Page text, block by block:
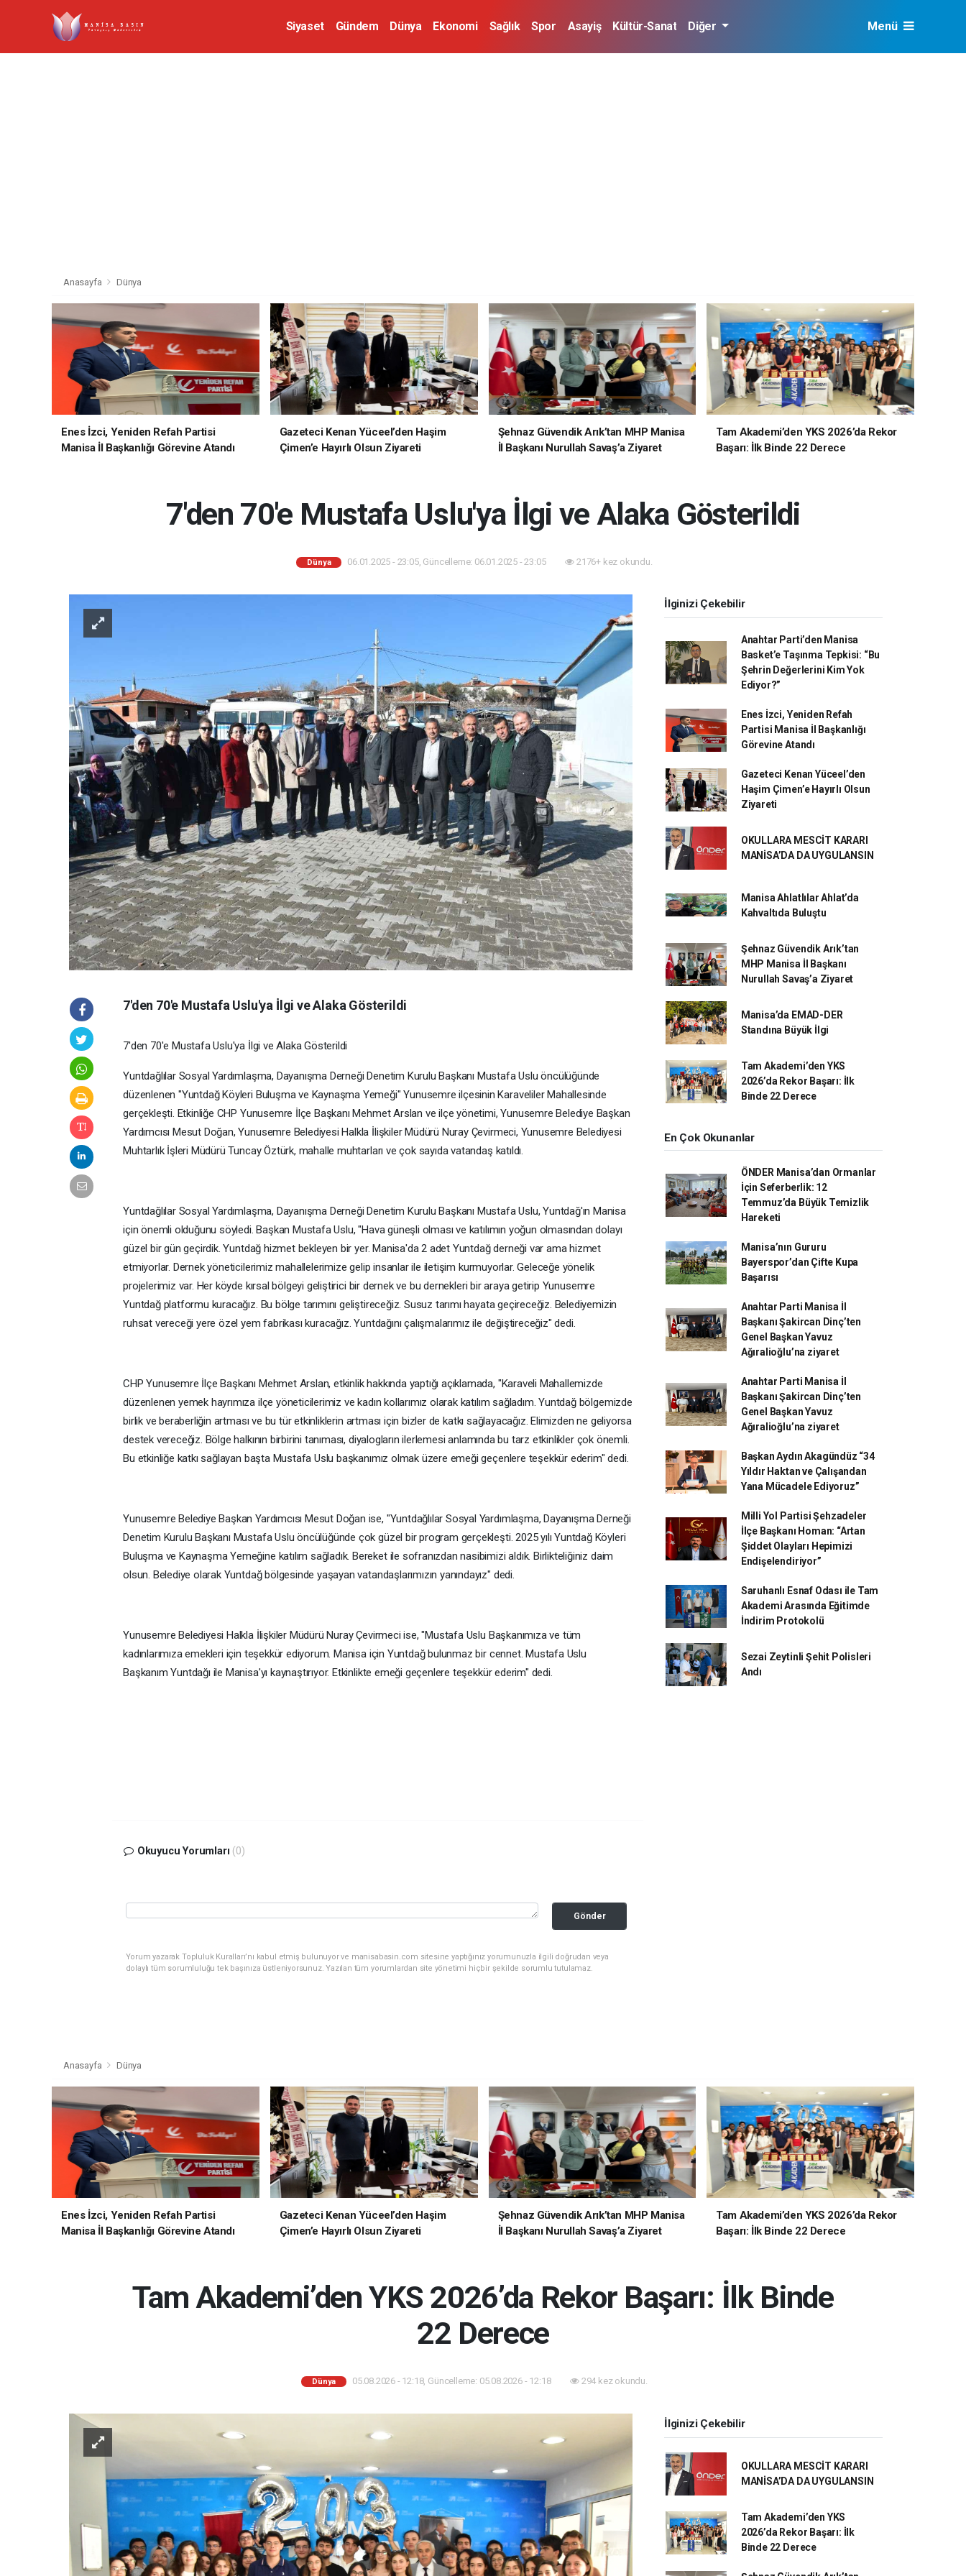
Siyaset Gündem Dünya Ekonomi Sağlık Spor Asayiş Kültür-Sanat Diğer Menü
Anasayfa Dünya
Enes İzci, Yeniden Refah Partisi
Manisa İl Başkanlığı Görevine Atandı
Gazeteci Kenan Yüceel’den Haşim
Çimen’e Hayırlı Olsun Ziyareti
Şehnaz Güvendik Arık’tan MHP Manisa
İl Başkanı Nurullah Savaş’a Ziyaret
Tam Akademi’den YKS 2026’da Rekor
Başarı: İlk Binde 22 Derece
7'den 70'e Mustafa Uslu'ya İlgi ve Alaka Gösterildi
Dünya 06.01.2025 - 23:05, Güncelleme: 06.01.2025 - 23:05 2176+ kez okundu.
7'den 70'e Mustafa Uslu'ya İlgi ve Alaka Gösterildi
7'den 70'e Mustafa Uslu'ya İlgi ve Alaka Gösterildi
Yuntdağlılar Sosyal Yardımlaşma, Dayanışma Derneği Denetim Kurulu Başkanı Mustafa Uslu öncülüğünde
düzenlenen "Yuntdağ Köyleri Buluşma ve Kaynaşma Yemeği" Yunusemre ilçesinin Karaveliler Mahallesinde
gerçekleşti. Etkinliğe CHP Yunusemre İlçe Başkanı Mehmet Arslan ve ilçe yönetimi, Yunusemre Belediye Başkan
Yardımcısı Mesut Doğan, Yunusemre Belediyesi Halkla İlişkiler Müdürü Nuray Çevirmeci, Yunusemre Belediyesi
Muhtarlık İşleri Müdürü Tuncay Öztürk, mahalle muhtarları ve çok sayıda vatandaş katıldı.
Yuntdağlılar Sosyal Yardımlaşma, Dayanışma Derneği Denetim Kurulu Başkanı Mustafa Uslu, Yuntdağ'ın Manisa
için önemli olduğunu söyledi. Başkan Mustafa Uslu, "Hava güneşli olması ve katılımın yoğun olmasından dolayı
güzel bir gün geçirdik. Yuntdağ hizmet bekleyen bir yer. Manisa'da 2 adet Yuntdağ derneği var ama hizmet
etmiyorlar. Dernek yöneticilerimiz mahallelerimize gelip insanlar ile iletişim kurmuyorlar. Geleceğe yönelik
projelerimiz var. Her köyde kırsal bölgeyi geliştirici bir dernek ve bu dernekleri bir araya getirip Yunusemre
Yuntdağ platformu kuracağız. Bu bölge tarımını geliştireceğiz. Susuz tarımı hayata geçireceğiz. Belediyemizin
ruhsat vereceği yere özel yem fabrikası kuracağız. Yuntdağını çalışmalarımız ile değiştireceğiz" dedi.
CHP Yunusemre İlçe Başkanı Mehmet Arslan, etkinlik hakkında yaptığı açıklamada, "Karaveli Mahallemizde
düzenlenen yemek hayrımıza ilçe yöneticilerimiz ve kadın kollarımız olarak katılım sağladım. Yuntdağ bölgemizde
birlik ve beraberliğin artması ve bu tür etkinliklerin artması için bizler de katkı sağlayacağız. Elimizden ne geliyorsa
destek vereceğiz. Bölge halkının birbirini tanıması, diyalogların ilerlemesi anlamında bu tarz etkinlikler çok önemli.
Bu etkinliğe katkı sağlayan başta Mustafa Uslu başkanımız olmak üzere emeği geçenlere teşekkür ederim" dedi.
Yunusemre Belediye Başkan Yardımcısı Mesut Doğan ise, "Yuntdağlılar Sosyal Yardımlaşma, Dayanışma Derneği
Denetim Kurulu Başkanı Mustafa Uslu öncülüğünde çok güzel bir program gerçekleşti. 2025 yılı Yuntdağ Köyleri
Buluşma ve Kaynaşma Yemeğine katılım sağladık. Bereket ile sofranızdan nasibimizi aldık. Birlikteliğiniz daim
olsun. Belediye olarak Yuntdağ bölgesinde yaşayan vatandaşlarımızın yanındayız" dedi.
Yunusemre Belediyesi Halkla İlişkiler Müdürü Nuray Çevirmeci ise, "Mustafa Uslu Başkanımıza ve tüm
kadınlarımıza emekleri için teşekkür ediyorum. Manisa için Yuntdağ bulunmaz bir cennet. Mustafa Uslu
Başkanım Yuntdağı ile Manisa'yı kaynaştırıyor. Etkinlikte emeği geçenlere teşekkür ederim" dedi.
Okuyucu Yorumları (0)
Gönder
Yorum yazarak Topluluk Kuralları’nı kabul etmiş bulunuyor ve manisabasin.com sitesine yaptığınız yorumunuzla ilgili doğrudan veya
dolaylı tüm sorumluluğu tek başınıza üstleniyorsunuz. Yazılan tüm yorumlardan site yönetimi hiçbir şekilde sorumlu tutulamaz.
İlginizi Çekebilir
Anahtar Parti’den Manisa
Basket’e Taşınma Tepkisi: “Bu
Şehrin Değerlerini Kim Yok
Ediyor?”
Enes İzci, Yeniden Refah
Partisi Manisa İl Başkanlığı
Görevine Atandı
Gazeteci Kenan Yüceel’den
Haşim Çimen’e Hayırlı Olsun
Ziyareti
OKULLARA MESCİT KARARI
MANİSA’DA DA UYGULANSIN
Manisa Ahlatlılar Ahlat’da
Kahvaltıda Buluştu
Şehnaz Güvendik Arık’tan
MHP Manisa İl Başkanı
Nurullah Savaş’a Ziyaret
Manisa’da EMAD-DER
Standına Büyük İlgi
Tam Akademi’den YKS
2026’da Rekor Başarı: İlk
Binde 22 Derece
En Çok Okunanlar
ÖNDER Manisa’dan Ormanlar
İçin Seferberlik: 12
Temmuz’da Büyük Temizlik
Hareketi
Manisa’nın Gururu
Bayerspor’dan Çifte Kupa
Başarısı
Anahtar Parti Manisa İl
Başkanı Şakircan Dinç’ten
Genel Başkan Yavuz
Ağıralioğlu’na ziyaret
Anahtar Parti Manisa İl
Başkanı Şakircan Dinç’ten
Genel Başkan Yavuz
Ağıralioğlu’na ziyaret
Başkan Aydın Akagündüz “34
Yıldır Haktan ve Çalışandan
Yana Mücadele Ediyoruz”
Milli Yol Partisi Şehzadeler
İlçe Başkanı Homan: “Artan
Şiddet Olayları Hepimizi
Endişelendiriyor”
Saruhanlı Esnaf Odası ile Tam
Akademi Arasında Eğitimde
İndirim Protokolü
Sezai Zeytinli Şehit Polisleri
Andı
Anasayfa Dünya
Enes İzci, Yeniden Refah Partisi
Manisa İl Başkanlığı Görevine Atandı
Gazeteci Kenan Yüceel’den Haşim
Çimen’e Hayırlı Olsun Ziyareti
Şehnaz Güvendik Arık’tan MHP Manisa
İl Başkanı Nurullah Savaş’a Ziyaret
Tam Akademi’den YKS 2026’da Rekor
Başarı: İlk Binde 22 Derece
Tam Akademi’den YKS 2026’da Rekor Başarı: İlk Binde
22 Derece
Dünya 05.08.2026 - 12:18, Güncelleme: 05.08.2026 - 12:18 294 kez okundu.
İlginizi Çekebilir
OKULLARA MESCİT KARARI
MANİSA’DA DA UYGULANSIN
Tam Akademi’den YKS
2026’da Rekor Başarı: İlk
Binde 22 Derece